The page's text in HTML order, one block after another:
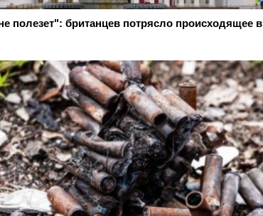
полезет": британцев потрясло происходящее в